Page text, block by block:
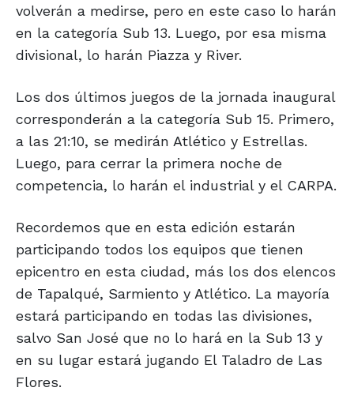
volverán a medirse, pero en este caso lo harán
en la categoría Sub 13. Luego, por esa misma
divisional, lo harán Piazza y River.
Los dos últimos juegos de la jornada inaugural
corresponderán a la categoría Sub 15. Primero,
a las 21:10, se medirán Atlético y Estrellas.
Luego, para cerrar la primera noche de
competencia, lo harán el industrial y el CARPA.
Recordemos que en esta edición estarán
participando todos los equipos que tienen
epicentro en esta ciudad, más los dos elencos
de Tapalqué, Sarmiento y Atlético. La mayoría
estará participando en todas las divisiones,
salvo San José que no lo hará en la Sub 13 y
en su lugar estará jugando El Taladro de Las
Flores.